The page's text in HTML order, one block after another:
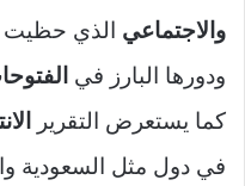
والاجتماعي الذي حظيت
ودورها البارز في
كما يستعرض التقرير
في دول مثل السعودية